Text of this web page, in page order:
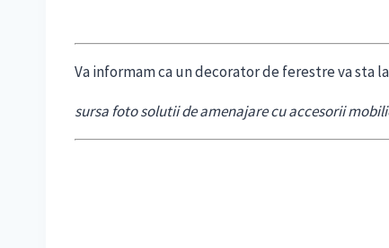
Va informam ca un decorator de ferestre va sta
sursa foto solutii de amenajare cu accesorii